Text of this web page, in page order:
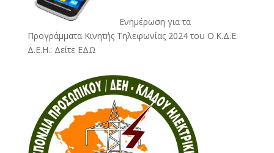
Ενημέρωση για τα
Προγράμματα Κινητής Τηλεφωνίας 2024 του Ο.Κ.Δ.Ε.
Δ.Ε.Η.: Δείτε ΕΔΩ